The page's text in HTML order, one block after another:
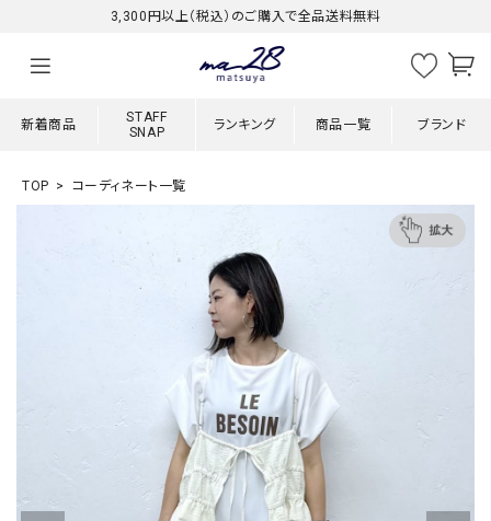
3,300円以上（税込）のご購入で全品送料無料
新着商品
STAFF
SNAP
ランキング 商品一覧 ブランド
TOP コーディネート一覧